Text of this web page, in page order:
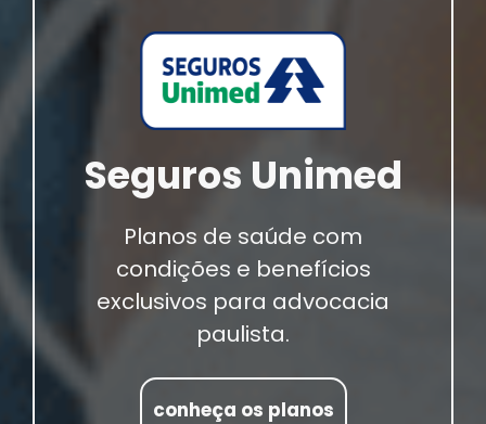
Seguros Unimed
Planos de saúde com
condições e benefícios
exclusivos para advocacia
paulista.
conheça os planos